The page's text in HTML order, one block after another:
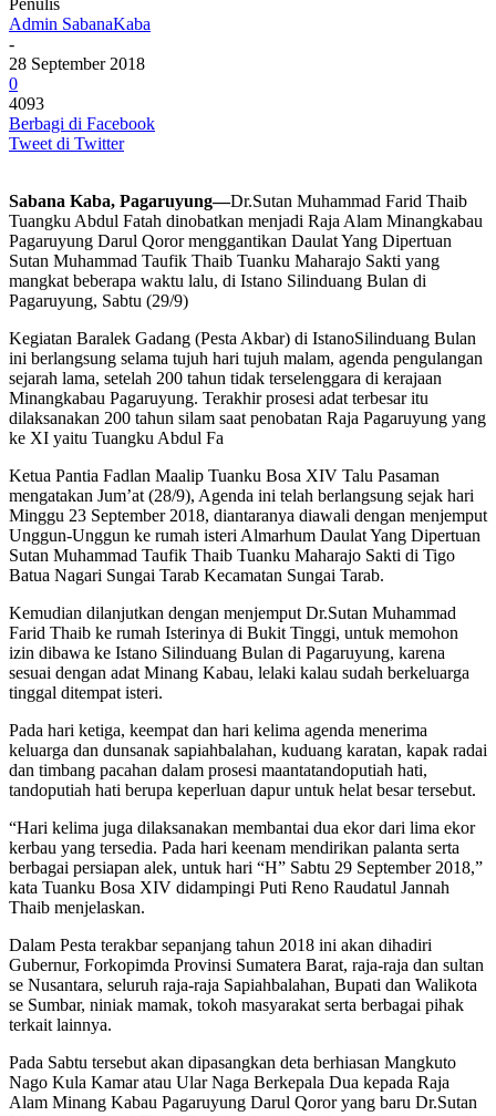
Admin SabanaKaba
-
28 September 2018
0
4093
Berbagi di Facebook
Tweet di Twitter
Sabana Kaba, Pagaruyung—Dr.Sutan Muhammad Farid Thaib
Tuangku Abdul Fatah dinobatkan menjadi Raja Alam Minangkabau
Pagaruyung Darul Qoror menggantikan Daulat Yang Dipertuan
Sutan Muhammad Taufik Thaib Tuanku Maharajo Sakti yang
mangkat beberapa waktu lalu, di Istano Silinduang Bulan di
Pagaruyung, Sabtu (29/9)
Kegiatan Baralek Gadang (Pesta Akbar) di IstanoSilinduang Bulan
ini berlangsung selama tujuh hari tujuh malam, agenda pengulangan
sejarah lama, setelah 200 tahun tidak terselenggara di kerajaan
Minangkabau Pagaruyung. Terakhir prosesi adat terbesar itu
dilaksanakan 200 tahun silam saat penobatan Raja Pagaruyung yang
ke XI yaitu Tuangku Abdul Fa
Ketua Pantia Fadlan Maalip Tuanku Bosa XIV Talu Pasaman
mengatakan Jum’at (28/9), Agenda ini telah berlangsung sejak hari
Minggu 23 September 2018, diantaranya diawali dengan menjemput
Unggun-Unggun ke rumah isteri Almarhum Daulat Yang Dipertuan
Sutan Muhammad Taufik Thaib Tuanku Maharajo Sakti di Tigo
Batua Nagari Sungai Tarab Kecamatan Sungai Tarab.
Kemudian dilanjutkan dengan menjemput Dr.Sutan Muhammad
Farid Thaib ke rumah Isterinya di Bukit Tinggi, untuk memohon
izin dibawa ke Istano Silinduang Bulan di Pagaruyung, karena
sesuai dengan adat Minang Kabau, lelaki kalau sudah berkeluarga
tinggal ditempat isteri.
Pada hari ketiga, keempat dan hari kelima agenda menerima
keluarga dan dunsanak sapiahbalahan, kuduang karatan, kapak radai
dan timbang pacahan dalam prosesi maantatandoputiah hati,
tandoputiah hati berupa keperluan dapur untuk helat besar tersebut.
“Hari kelima juga dilaksanakan membantai dua ekor dari lima ekor
kerbau yang tersedia. Pada hari keenam mendirikan palanta serta
berbagai persiapan alek, untuk hari “H” Sabtu 29 September 2018,”
kata Tuanku Bosa XIV didampingi Puti Reno Raudatul Jannah
Thaib menjelaskan.
Dalam Pesta terakbar sepanjang tahun 2018 ini akan dihadiri
Gubernur, Forkopimda Provinsi Sumatera Barat, raja-raja dan sultan
se Nusantara, seluruh raja-raja Sapiahbalahan, Bupati dan Walikota
se Sumbar, niniak mamak, tokoh masyarakat serta berbagai pihak
terkait lainnya.
Pada Sabtu tersebut akan dipasangkan deta berhiasan Mangkuto
Nago Kula Kamar atau Ular Naga Berkepala Dua kepada Raja
Alam Minang Kabau Pagaruyung Darul Qoror yang baru Dr.Sutan